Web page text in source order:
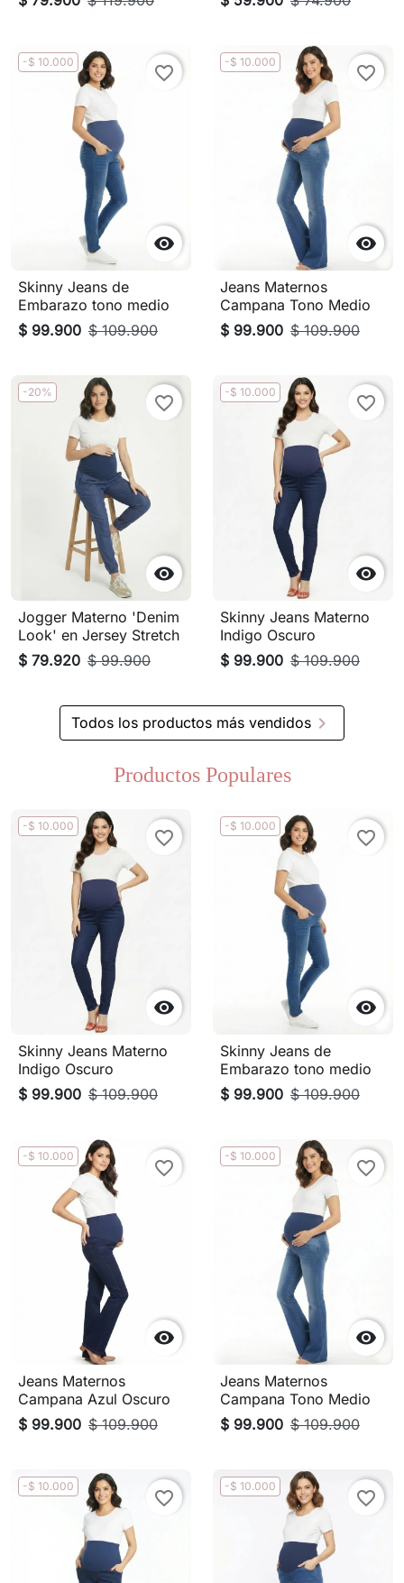
-$ 10.000

favorite_border
Skinny Jeans de
Embarazo tono medio
$ 99.900 $ 109.900
-$ 10.000

favorite_border
Jeans Maternos
Campana Tono Medio
$ 99.900 $ 109.900
-20%

favorite_border
Jogger Materno 'Denim
Look' en Jersey Stretch
$ 79.920 $ 99.900
-$ 10.000

favorite_border
Skinny Jeans Materno
Indigo Oscuro
$ 99.900 $ 109.900
Todos los productos más vendidos 
Productos Populares
-$ 10.000

favorite_border
Skinny Jeans Materno
Indigo Oscuro
$ 99.900 $ 109.900
-$ 10.000

favorite_border
Skinny Jeans de
Embarazo tono medio
$ 99.900 $ 109.900
-$ 10.000

favorite_border
Jeans Maternos
Campana Azul Oscuro
$ 99.900 $ 109.900
-$ 10.000

favorite_border
Jeans Maternos
Campana Tono Medio
$ 99.900 $ 109.900
-$ 10.000
favorite_border
-$ 10.000
favorite_border